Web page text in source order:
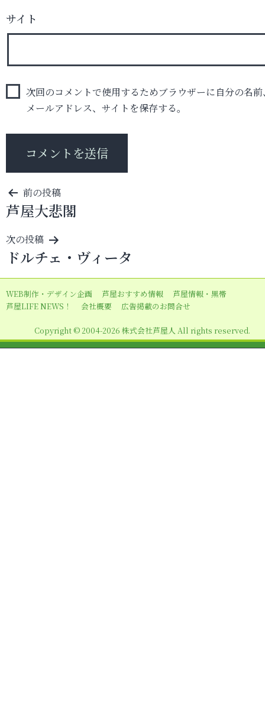
サイト
次回のコメントで使用するためブラウザーに自分の名前
メールアドレス、サイトを保存する。
投
稿
ナ
ビ
ゲ
ー
シ
ン
前の投稿
芦屋大悲閣
次の投稿
ドルチェ・ヴィータ
WEB制作・デザイン企画 芦屋おすすめ情報
芦屋情報・黒帯
芦屋LIFE NEWS！
会社概要 広告掲載のお問合せ
Copyright © 2004-2026 株式会社芦屋人 All rights reserved.